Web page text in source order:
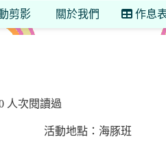
剪影 關於我們 作息
人次閱讀過
活動地點：海豚班